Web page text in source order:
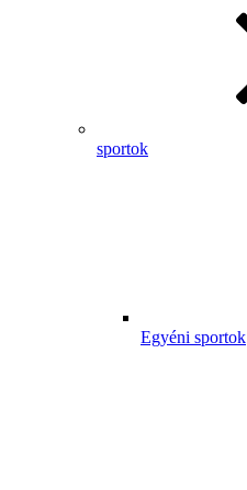
sportok
Egyéni sportok